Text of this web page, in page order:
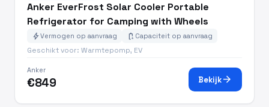
Anker EverFrost Solar Cooler Portable
Refrigerator for Camping with Wheels
boltVermogen op aanvraag battery_charging_full Capaciteit op aanvraag
Geschikt voor: Warmtepomp, EV
Anker
€849 Bekijkarrow_forward